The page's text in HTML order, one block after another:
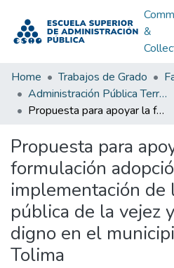
&
Home Trabajos de Grado
Administración Pública Territorial (APT)
Propuesta para apoyar la formulación adopción e implementación de la política pública de la vejez y envejecimiento digno en el municipio de Melgar- Tolima
Propuesta para
formulación
implementación de
pública de la vejez
digno en el
Tolima